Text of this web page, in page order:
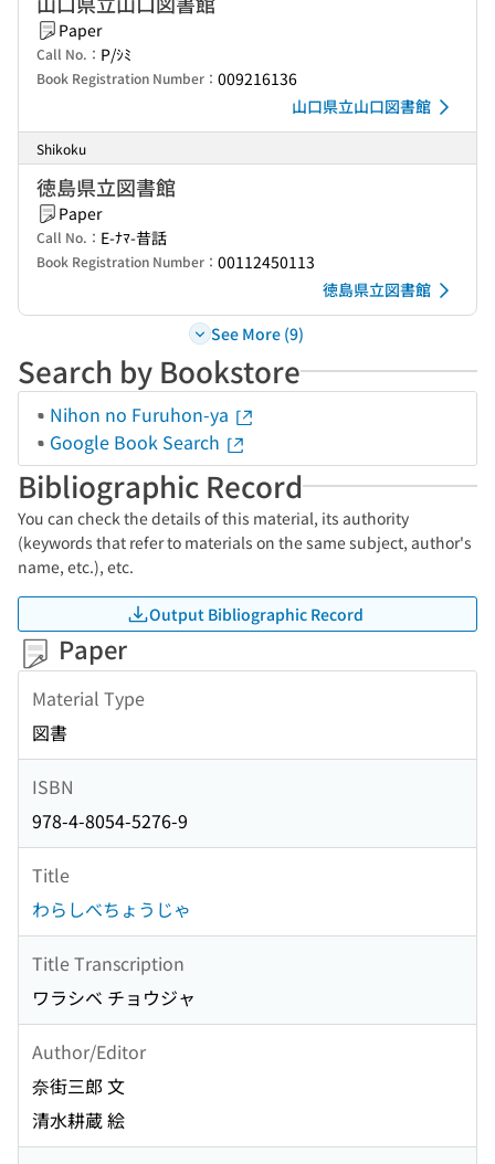
Paper
Call No.： P/ｼﾐ
Book Registration Number： 009216136
山口県立山口図書館
Shikoku
徳島県立図書館
Paper
Call No.： E-ﾅﾏ-昔話
Book Registration Number： 00112450113
徳島県立図書館
See More (9)
Search by Bookstore
Nihon no Furuhon-ya
Google Book Search
Bibliographic Record
You can check the details of this material, its authority
(keywords that refer to materials on the same subject, author's
name, etc.), etc.
Output Bibliographic Record
Paper
Material Type
図書
ISBN
978-4-8054-5276-9
Title
わらしべちょうじゃ
Title Transcription
ワラシベ チョウジャ
Author/Editor
奈街三郎 文
清水耕蔵 絵